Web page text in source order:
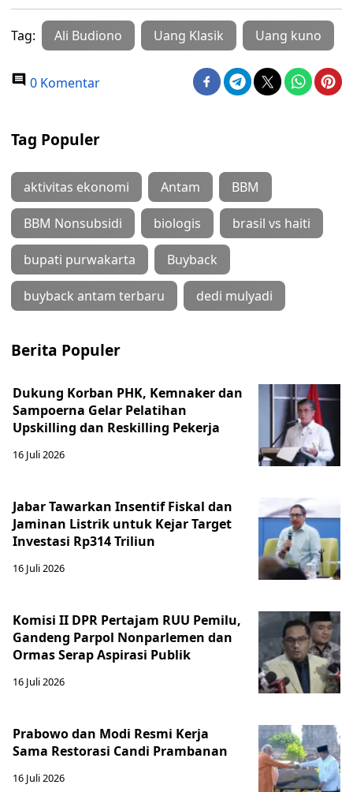
Tag: Ali Budiono Uang Klasik Uang kuno
0 Komentar
Tag Populer
aktivitas ekonomi Antam BBM
BBM Nonsubsidi biologis brasil vs haiti
bupati purwakarta Buyback
buyback antam terbaru dedi mulyadi
Berita Populer
Dukung Korban PHK, Kemnaker dan
Sampoerna Gelar Pelatihan
Upskilling dan Reskilling Pekerja
16 Juli 2026
Jabar Tawarkan Insentif Fiskal dan
Jaminan Listrik untuk Kejar Target
Investasi Rp314 Triliun
16 Juli 2026
Komisi II DPR Pertajam RUU Pemilu,
Gandeng Parpol Nonparlemen dan
Ormas Serap Aspirasi Publik
16 Juli 2026
Prabowo dan Modi Resmi Kerja
Sama Restorasi Candi Prambanan
16 Juli 2026